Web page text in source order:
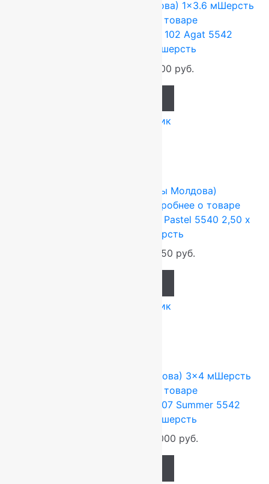
FLOARE-CARPET (Ковры Молдова) 1x3.6 мШерсть
Подробнее о товаре
Ковер шерстяной Прямой 102 Agat 5542
1,00×3,60 м, 100% шерсть
39 600 руб.
Купить в 1 клик
FLOARE-CARPET (Ковры Молдова)
Подробнее о товаре
Ковер шерстяной Прямой 121 Pastel 5540 2,50 x
3,50 м, 100% шерсть
96 250 руб.
Купить в 1 клик
FLOARE-CARPET (Ковры Молдова) 3x4 мШерсть
Подробнее о товаре
Ковер шерстяной Прямой 107 Summer 5542
3,00×4,00 м, 100% шерсть
132 000 руб.